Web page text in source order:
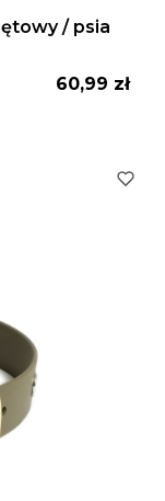
/ psia
Cena
60,99 zł